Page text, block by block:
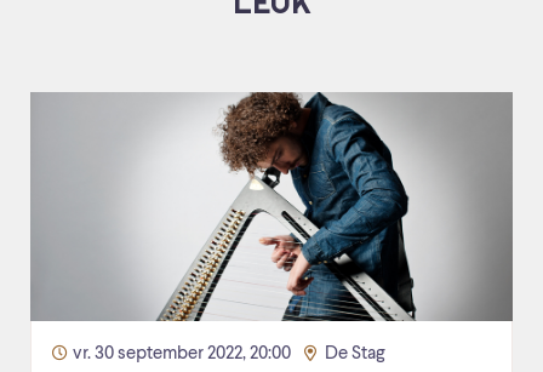
vr. 30 september 2022, 20:00 De Stag